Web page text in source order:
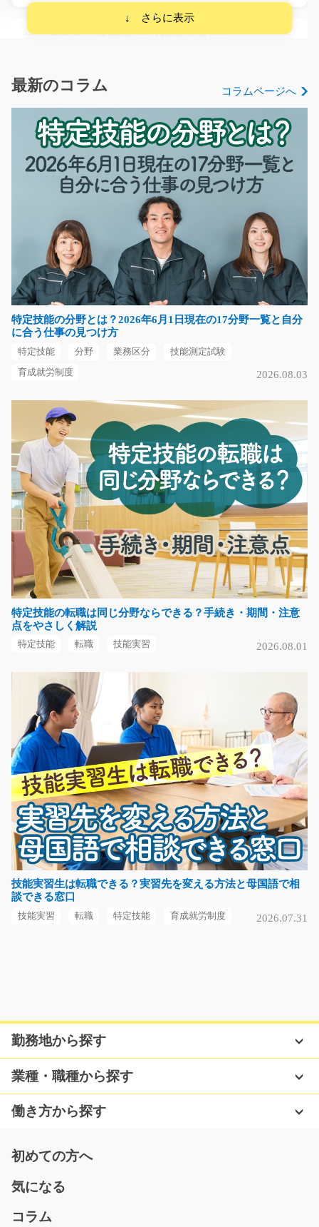
施設内での介護補助(未経験無資格OK)/y03_00962
ことから一緒に覚え…
時給1000円～
福岡県福津市
気になる
プラスチック製品の製造とリフト作業/g01_01084
プラスチック製品のオペレーターのお仕事です。製品は
機械が自動で成形す…
長期（3ヶ月以上）
時給1200円
岐阜県安八郡輪之内町
倉庫内でのモクモク部品の仕分け作業/g04_00770
未経験の方も大歓迎です！ハンディーを使った仕分け作
業です！軽作業です…
長期（3ヶ月以上）
時給1200円～時給1500円
滋賀県犬上郡多賀町
気になる
お肉のパック詰め作業/t03_01238
工場内で、お肉の加工・パック詰め作業をお任せしま
す。 焼肉屋やスーパ…
長期（3ヶ月以上）
時給1,100円
熊本県熊本市南区
気になる
かるーい発泡スチロール製品の検査と箱詰め/y04_
00079
嬉しい土日祝お休み！カンタン軽作業！かるーい発泡ス
チロール製品なので…
長期（3ヶ月以上）
時給1050円～
倉庫内でのピッキングや仕分け作業/y03_00537
急募
大手スーパーなどで扱っている商品のピッキングや仕分
けをしてもらうお仕…
短期（3ヶ月以内）
時給1000円～
最新のコラム コラムページへ
特定技能の分野とは？2026年6月1日現在の17分野一覧と自分
に合う仕事の見つけ方
特定技能 分野 業務区分 技能測定試験
育成就労制度 2026.08.03
特定技能の転職は同じ分野ならできる？手続き・期間・注意
点をやさしく解説
特定技能 転職 技能実習 2026.08.01
技能実習生は転職できる？実習先を変える方法と母国語で相
談できる窓口
技能実習 転職 特定技能 育成就労制度 2026.07.31
勤務地から探す
業種・職種から探す
働き方から探す
初めての方へ
気になる
コラム